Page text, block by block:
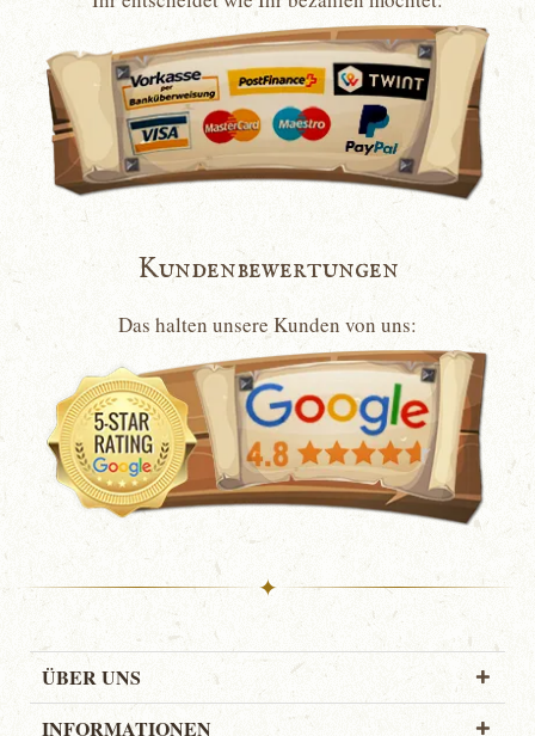
Kundenbewertungen
Das halten unsere Kunden von uns:
✦
ÜBER UNS
INFORMATIONEN